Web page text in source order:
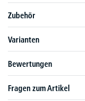
Zubehör
Varianten
Bewertungen
Fragen zum Artikel